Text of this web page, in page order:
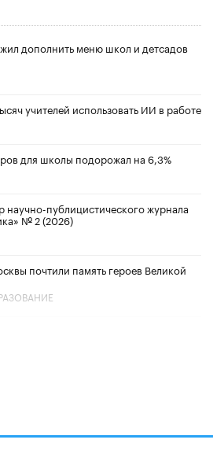
дополнить меню школ и детсадов
учителей использовать ИИ в работе
для школы подорожал на 6,3%
публицистического журнала
№ 2 (2026)
почтили память героев Великой